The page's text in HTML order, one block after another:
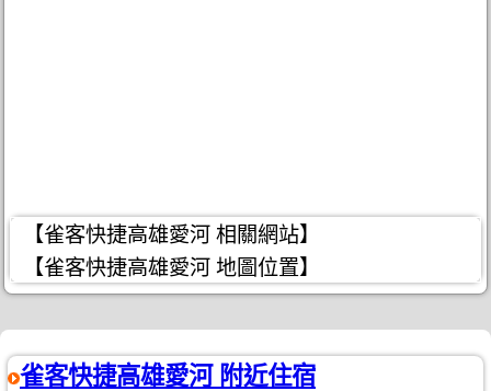
【雀客快捷高雄愛河 相關網站】
【雀客快捷高雄愛河 地圖位置】
雀客快捷高雄愛河 附近住宿